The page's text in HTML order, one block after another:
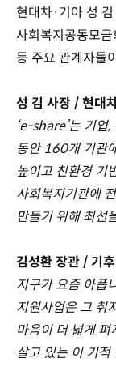
현대차·기아 성
사회복지공동모
등 주요 관계자들
성 김 사장 / 현대
‘e-share’는 기업
동안 160개 기관
높이고 친환경 기
사회복지기관에
만들기 위해 최선
김성환 장관 / 기
지구가 요즘 아픕
지원사업은 그 취
마음이 더 넓게
살고 있는 이 기적